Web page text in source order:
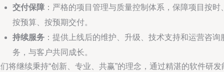
交付保障 ：严格的项目管理与质量控制体系，保障项目按时
按预算、按预期交付。
持续服务 ：提供上线后的维护、升级、技术支持和运营咨询
务，与客户共同成长。
将继续秉持“创新、专业、共赢”的理念，通过精湛的软件研发